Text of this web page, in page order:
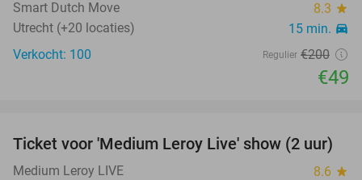
Smart Dutch Move 8.3 star
Utrecht (+20 locaties) 15 min. directions_car
Verkocht: 100 Regulier €200
€49
33%
Ticket voor 'Medium Leroy Live' show (2 uur)
Medium Leroy LIVE 8.6 star